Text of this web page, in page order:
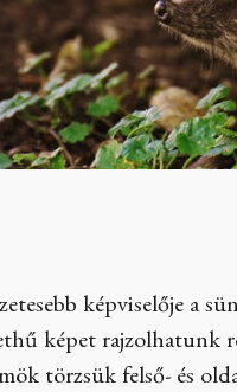
képviselője a
képet rajzolhatunk
törzsük felső- és